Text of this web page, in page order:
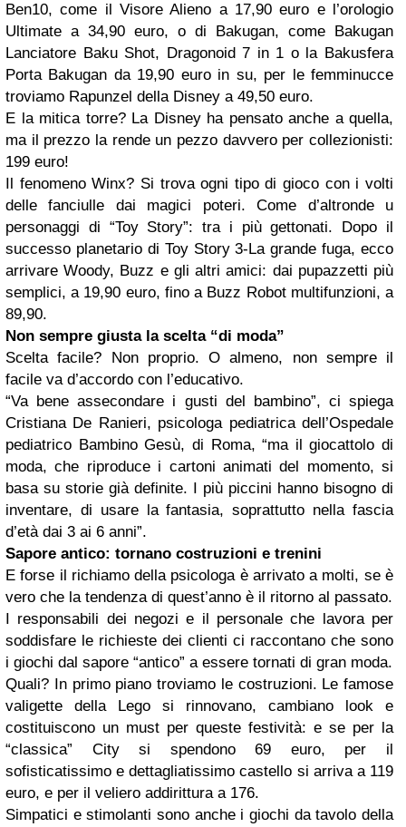
Ben10, come il Visore Alieno a 17,90 euro e l’orologio
Ultimate a 34,90 euro, o di Bakugan, come Bakugan
Lanciatore Baku Shot, Dragonoid 7 in 1 o la Bakusfera
Porta Bakugan da 19,90 euro in su, per le femminucce
troviamo Rapunzel della Disney a 49,50 euro.
E la mitica torre? La Disney ha pensato anche a quella,
ma il prezzo la rende un pezzo davvero per collezionisti:
199 euro!
Il fenomeno Winx? Si trova ogni tipo di gioco con i volti
delle fanciulle dai magici poteri. Come d’altronde u
personaggi di “Toy Story”: tra i più gettonati. Dopo il
successo planetario di Toy Story 3-La grande fuga, ecco
arrivare Woody, Buzz e gli altri amici: dai pupazzetti più
semplici, a 19,90 euro, fino a Buzz Robot multifunzioni, a
89,90.
Non sempre giusta la scelta “di moda”
Scelta facile? Non proprio. O almeno, non sempre il
facile va d’accordo con l’educativo.
“Va bene assecondare i gusti del bambino”, ci spiega
Cristiana De Ranieri, psicologa pediatrica dell’Ospedale
pediatrico Bambino Gesù, di Roma, “ma il giocattolo di
moda, che riproduce i cartoni animati del momento, si
basa su storie già definite. I più piccini hanno bisogno di
inventare, di usare la fantasia, soprattutto nella fascia
d’età dai 3 ai 6 anni”.
Sapore antico: tornano costruzioni e trenini
E forse il richiamo della psicologa è arrivato a molti, se è
vero che la tendenza di quest’anno è il ritorno al passato.
I responsabili dei negozi e il personale che lavora per
soddisfare le richieste dei clienti ci raccontano che sono
i giochi dal sapore “antico” a essere tornati di gran moda.
Quali? In primo piano troviamo le costruzioni. Le famose
valigette della Lego si rinnovano, cambiano look e
costituiscono un must per queste festività: e se per la
“classica” City si spendono 69 euro, per il
sofisticatissimo e dettagliatissimo castello si arriva a 119
euro, e per il veliero addirittura a 176.
Simpatici e stimolanti sono anche i giochi da tavolo della